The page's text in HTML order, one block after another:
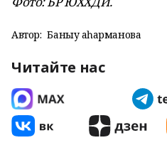
Автор: Баныу Ҡаһарманова
Читайте нас